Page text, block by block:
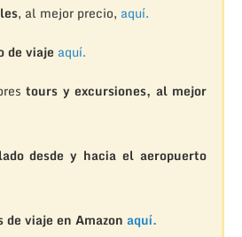
, al mejor precio, aquí.
de viaje aquí.
tours y excursiones, al mejor
desde y hacia el aeropuerto
de viaje en Amazon aquí.